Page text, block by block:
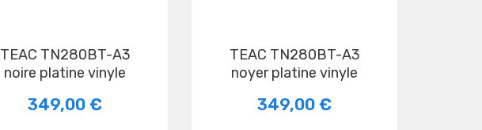
TEAC TN280BT-A3
noire platine vinyle
349,00 €
TEAC TN280BT-A3
noyer platine vinyle
349,00 €